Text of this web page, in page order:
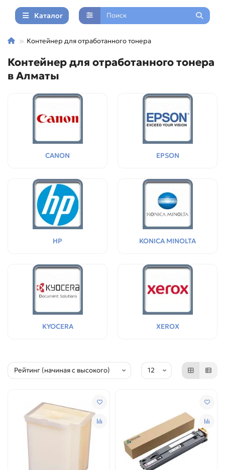
Каталог
Контейнер для отработанного тонера
Контейнер для отработанного тонера
в Алматы
CANON EPSON
HP KONICA MINOLTA
KYOCERA XEROX